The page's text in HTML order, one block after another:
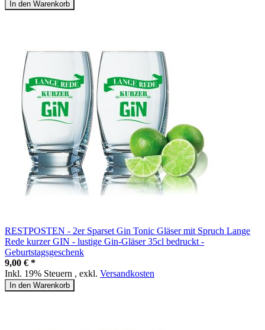
In den Warenkorb
RESTPOSTEN - 2er Sparset Gin Tonic Gläser mit Spruch Lange
Rede kurzer GIN - lustige Gin-Gläser 35cl bedruckt -
Geburtstagsgeschenk
9,00 € *
Inkl. 19% Steuern , exkl. Versandkosten
In den Warenkorb